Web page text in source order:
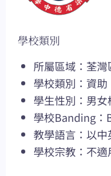
學校類別
所屬區域：荃灣
學校類別：資助
學生性別：男女
學校Banding：
教學語言：以中
學校宗教：不適